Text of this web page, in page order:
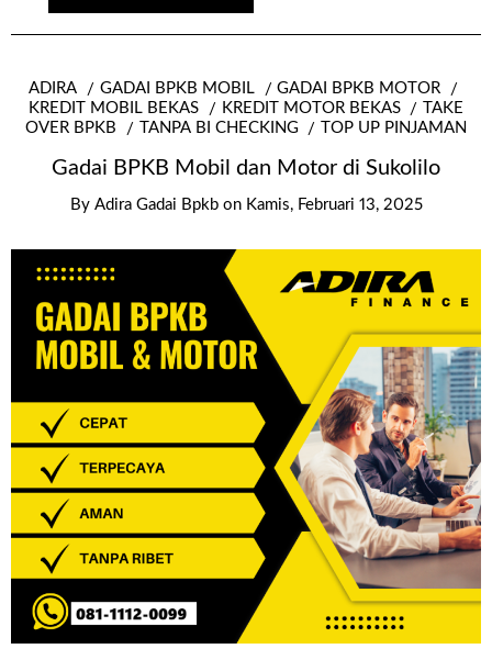
ADIRA GADAI BPKB MOBIL
GADAI BPKB MOTOR
KREDIT MOBIL BEKAS
KREDIT MOTOR BEKAS
TAKE
OVER BPKB
TANPA BI CHECKING TOP UP PINJAMAN
Gadai BPKB Mobil dan Motor di Sukolilo
By Adira Gadai Bpkb on Kamis, Februari 13, 2025